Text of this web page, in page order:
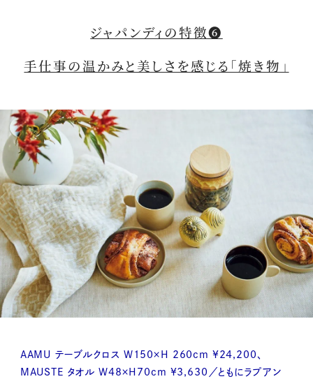
ジャパンディの特徴❻
手仕事の温かみと美しさを感じる「焼き物」
AAMU テーブルクロス W150×H 260cm ¥24,200、
MAUSTE タオル W48×H70cm ¥3,630／ともにラプアン